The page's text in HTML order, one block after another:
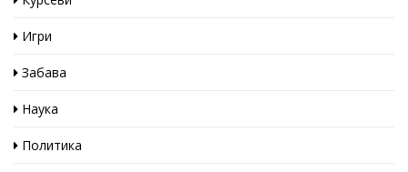
Игри
Забава
Наука
Политика